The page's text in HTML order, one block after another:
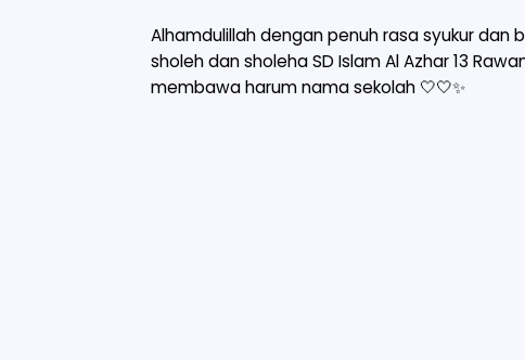
Alhamdulillah dengan penuh rasa syukur
sholeh dan sholeha SD Islam Al Azhar 13
membawa harum nama sekolah 🤍🤍✨